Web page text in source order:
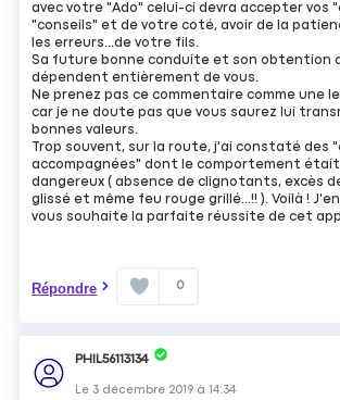
avec votre "Ado" celui-ci devra accepter vos
"conseils" et de votre coté, avoir de la
les erreurs...de votre fils.
Sa future bonne conduite et son obtention
dépendent entièrement de vous.
Ne prenez pas ce commentaire comme une
car je ne doute pas que vous saurez lui
bonnes valeurs.
Trop souvent, sur la route, j'ai constaté des
accompagnées" dont le comportement était
dangereux ( absence de clignotants, excès
glissé et même feu rouge grillé...!! ). Voilà !
vous souhaite la parfaite réussite de cet
Répondre 0
PHIL56113134
Le 3 décembre 2019 à14:34